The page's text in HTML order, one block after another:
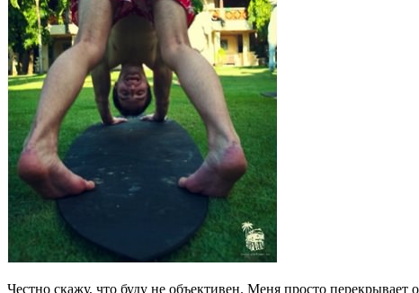
Честно скажу, что буду не объективен. Меня просто